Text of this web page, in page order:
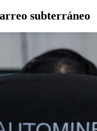
subterráneo